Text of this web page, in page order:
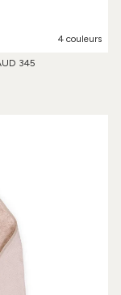
4 couleurs
345